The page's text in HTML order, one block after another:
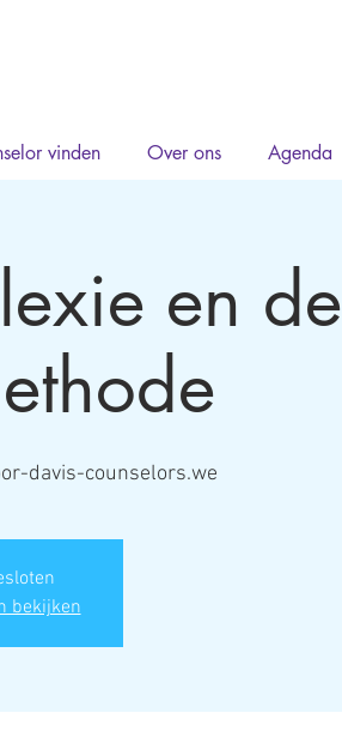
vinden Over ons Agenda
en de
davis-counselors.we
bekijken